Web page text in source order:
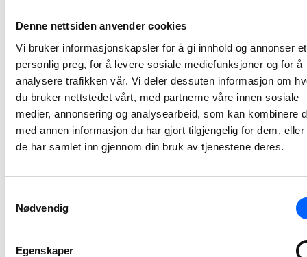
Denne nettsiden anvender cookies
Vi bruker informasjonskapsler for å gi innhold og annonser et
personlig preg, for å levere sosiale mediefunksjoner og for å
analysere trafikken vår. Vi deler dessuten informasjon om
du bruker nettstedet vårt, med partnerne våre innen sosiale
medier, annonsering og analysearbeid, som kan kombinere
med annen informasjon du har gjort tilgjengelig for dem,
de har samlet inn gjennom din bruk av tjenestene deres.
Nødvendig
Egenskaper
adkomst til
Tøyen T-
banestasjon
NCC har inngått avtale med Sporveien for byggingen av ny adkomst til Tøyen T-banestasjon i Oslo. Prosjektet vil bidra til bedre tilgjengelighet, økt sikkerhet og en mer fremtidsrettet kollektivløsning i et område med stor trafikk. Kontrakten har en verdi på 94 millioner norske kroner.
utvikle Stegen